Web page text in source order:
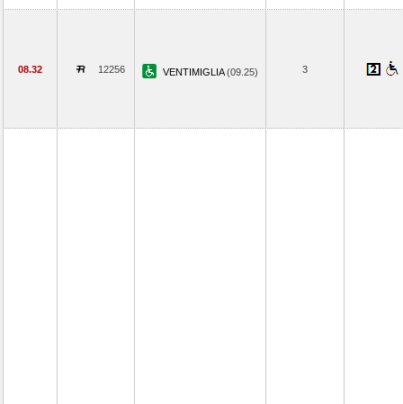
08.32 12256 VENTIMIGLIA(09.25) 3